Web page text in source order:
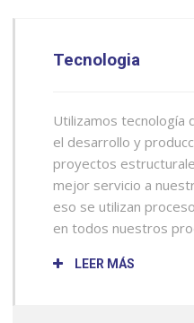
Tecnologia
Utilizamos tecnología
el desarrollo y
proyectos
mejor servicio a
eso se utilizan
en todos nuestros
LEER MÁS